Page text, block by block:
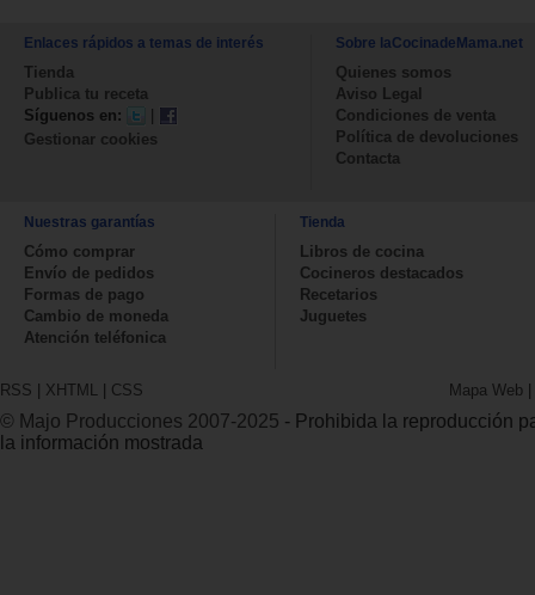
Enlaces rápidos a temas de interés
Tienda
Publica tu receta
Síguenos en:
|
Gestionar cookies
Sobre laCocinadeMama.net
Quienes somos
Aviso Legal
Condiciones de venta
Política de devoluciones
Contacta
Nuestras garantías
Cómo comprar
Envío de pedidos
Formas de pago
Cambio de moneda
Atención teléfonica
Tienda
Libros de cocina
Cocineros destacados
Recetarios
Juguetes
RSS | XHTML | CSS Mapa Web |
© Majo Producciones 2007-2025 - Prohibida la reproducción
la información mostrada